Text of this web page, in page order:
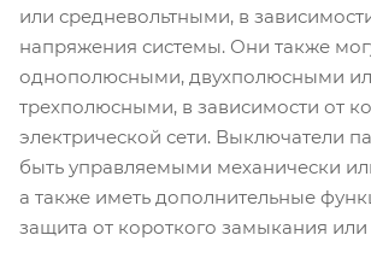
или средневольтными, в
напряжения системы. Они также
однополюсными, двухполюсными
трехполюсными, в зависимости от
электрической сети. Выключатели
быть управляемыми механически
а также иметь дополнительные
защита от короткого замыкания или